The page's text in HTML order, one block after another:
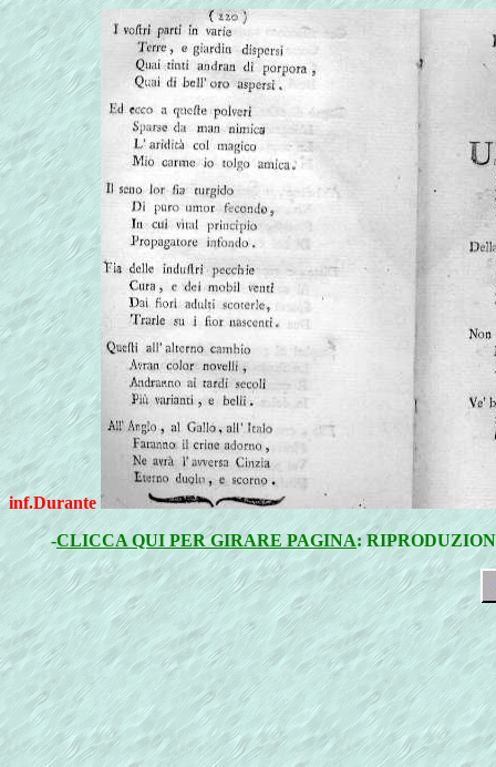
inf.Durante
-CLICCA QUI PER GIRARE PAGINA: